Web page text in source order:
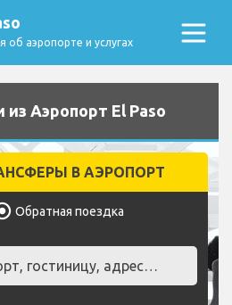
аэропорте и услугах
Аэропорт El Paso
В АЭРОПОРТ
Обратная поездка